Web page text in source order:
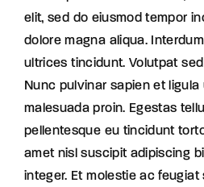
elit, sed do eiusmod tempor
dolore magna aliqua.
ultrices tincidunt. Volutpat
Nunc pulvinar sapien et ligula
malesuada proin. Egestas
pellentesque eu tincidunt
amet nisl suscipit adipiscing
integer. Et molestie ac